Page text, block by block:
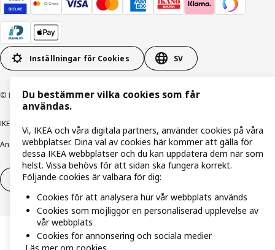
Inställningar för Cookies SV
© Inter IKEA Systems B.V. 1999-2026
IKEA Family integritetspolicy
Ansvarsfullt avslöjandepolicyE-postKöp- & leveransvillkor Bolagsinformation
Utöva ångerrätt Utöva ångerrätten för tjänster
Du bestämmer vilka cookies som får
användas.
Vi, IKEA och våra digitala partners, använder cookies på våra
webbplatser. Dina val av cookies här kommer att gälla för
dessa IKEA webbplatser och du kan uppdatera dem när som
helst. Vissa behövs för att sidan ska fungera korrekt.
Följande cookies är valbara för dig:
Cookies för att analysera hur vår webbplats används
Cookies som möjliggör en personaliserad upplevelse av
vår webbplats
Cookies för annonsering och sociala medier